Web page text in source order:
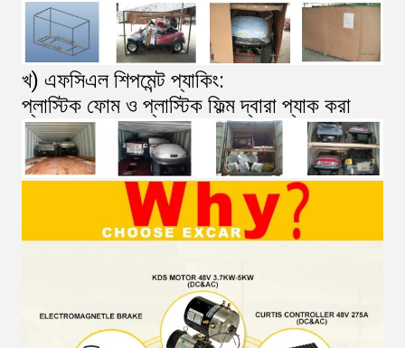
খ) এফসিএল শিপমেন্ট প্যাকিং:
প্লাস্টিক ফোম ও প্লাস্টিক ফিল্ম দ্বারা প্যাক করা